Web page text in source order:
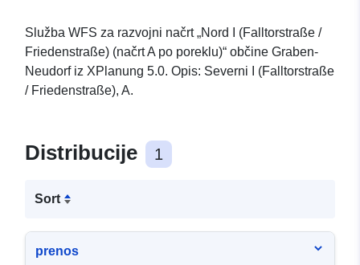
Služba WFS za razvojni načrt „Nord I (Falltorstraße /
Friedenstraße) (načrt A po poreklu)“ občine Graben-
Neudorf iz XPlanung 5.0. Opis: Severni I (Falltorstraße
/ Friedenstraße), A.
Distribucije 1
Sort
prenos